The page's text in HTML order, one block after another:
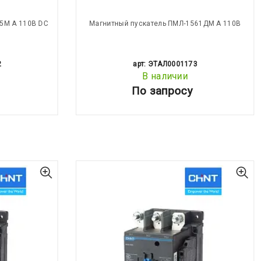
А 110В DC Магнитный пускатель ПМЛ-1561ДМ А 110В
арт: ЭТАЛ0001173
В наличии
По запросу